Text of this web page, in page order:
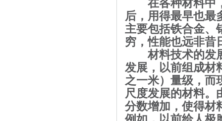
在各种材料中，
后，用得最早也最
主要包括铁合金、
穷，性能也远非昔
材料技术的发展
发展，以前组成材
之一米）量级，而
尺度发展的材料。
分数增加，使得材